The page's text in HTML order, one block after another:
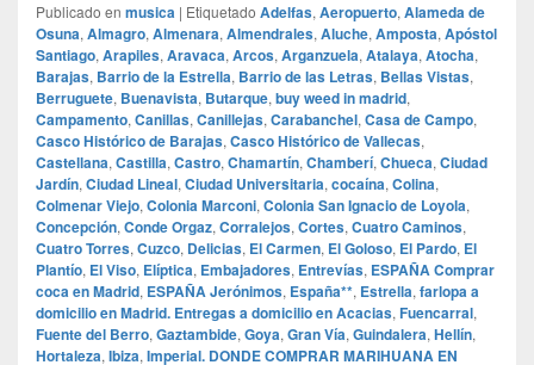
Publicado en musica | Etiquetado Adelfas, Aeropuerto, Alameda de
Osuna, Almagro, Almenara, Almendrales, Aluche, Amposta, Apóstol
Santiago, Arapiles, Aravaca, Arcos, Arganzuela, Atalaya, Atocha,
Barajas, Barrio de la Estrella, Barrio de las Letras, Bellas Vistas,
Berruguete, Buenavista, Butarque, buy weed in madrid,
Campamento, Canillas, Canillejas, Carabanchel, Casa de Campo,
Casco Histórico de Barajas, Casco Histórico de Vallecas,
Castellana, Castilla, Castro, Chamartín, Chamberí, Chueca, Ciudad
Jardín, Ciudad Lineal, Ciudad Universitaria, cocaína, Colina,
Colmenar Viejo, Colonia Marconi, Colonia San Ignacio de Loyola,
Concepción, Conde Orgaz, Corralejos, Cortes, Cuatro Caminos,
Cuatro Torres, Cuzco, Delicias, El Carmen, El Goloso, El Pardo, El
Plantío, El Viso, Elíptica, Embajadores, Entrevías, ESPAÑA Comprar
coca en Madrid, ESPAÑA Jerónimos, España**, Estrella, farlopa a
domicilio en Madrid. Entregas a domicilio en Acacias, Fuencarral,
Fuente del Berro, Gaztambide, Goya, Gran Vía, Guindalera, Hellín,
Hortaleza, Ibiza, Imperial. DONDE COMPRAR MARIHUANA EN